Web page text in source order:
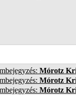
Mórotz
Mórotz
Mórotz